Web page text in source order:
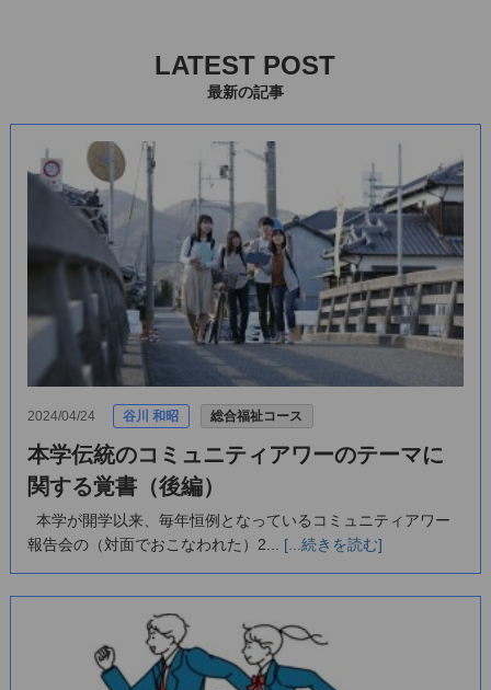
LATEST POST
最新の記事
2024/04/24 谷川 和昭 総合福祉コース
本学伝統のコミュニティアワーのテーマに
関する覚書（後編）
本学が開学以来、毎年恒例となっているコミュニティアワー
報告会の（対面でおこなわれた）2... [...続きを読む]